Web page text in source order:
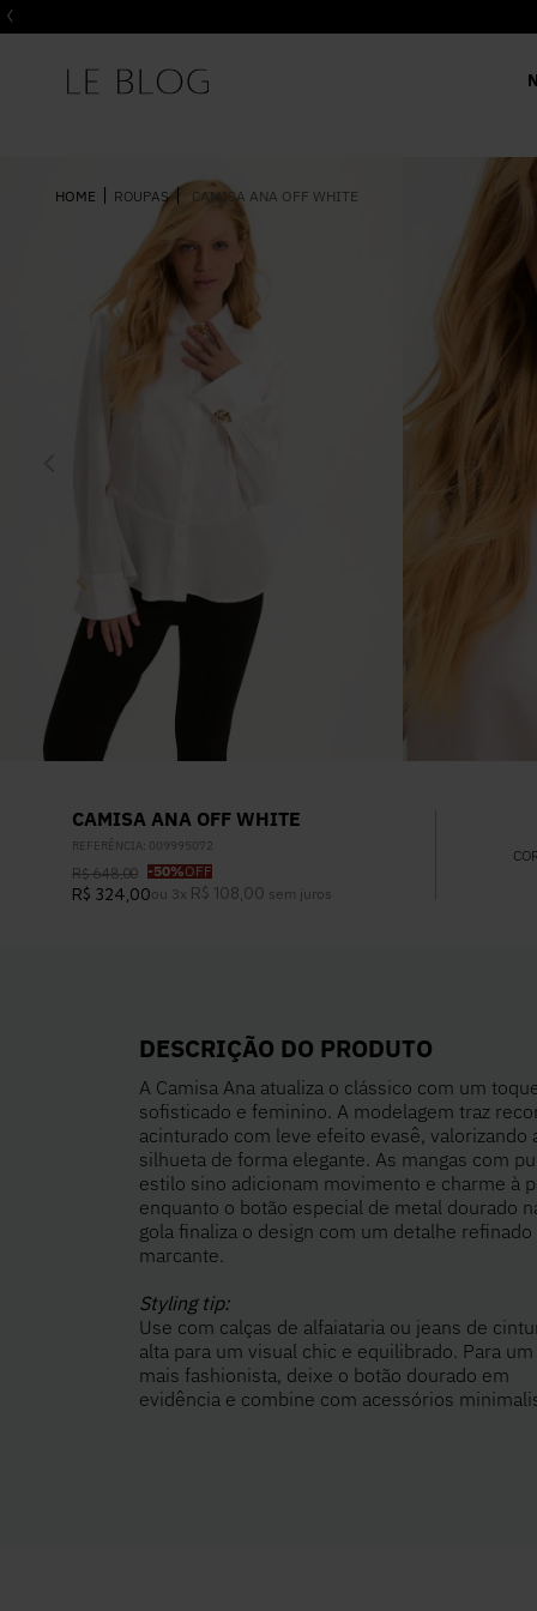
ROUPAS CAMISA ANA OFF WHITE
CAMISA ANA OFF WHITE
REFERÊNCIA: 009995072
R$ 648,00 -50%OFF
R$ 324,00ou 3x R$ 108 00 sem juros
DESCRIÇÃO DO PRODUTO
A Camisa Ana atualiza o clássico com um
sofisticado e feminino. A modelagem traz
acinturado com leve efeito evasê, valorizando
silhueta de forma elegante. As mangas com
estilo sino adicionam movimento e charme à
enquanto o botão especial de metal dourado
gola finaliza o design com um detalhe refinado
marcante.
Styling tip:
Use com calças de alfaiataria ou jeans de
alta para um visual chic e equilibrado. Para
mais fashionista, deixe o botão dourado em
evidência e combine com acessórios